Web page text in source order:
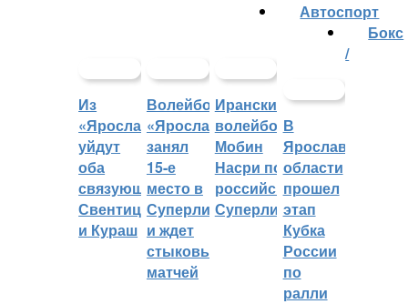
Из
«Ярославича»
уйдут
оба
связующих:
Свентицкис
и Кураш
Волейбольный
«Ярославич»
занял
15-е
место в
Суперлиге
и ждет
стыковых
матчей
Иранский
волейболист
Мобин
Насри покинет
российскую
Суперлигу
Автоспорт
В
Ярославской
области
прошел
этап
Кубка
России
по
ралли
Бокс
/